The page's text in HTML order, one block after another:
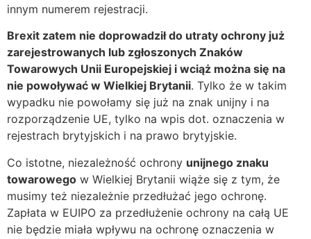
innym numerem rejestracji.
Brexit zatem nie doprowadził do utraty ochrony już
zarejestrowanych lub zgłoszonych Znaków
Towarowych Unii Europejskiej i wciąż można się na
nie powoływać w Wielkiej Brytanii. Tylko że w takim
wypadku nie powołamy się już na znak unijny i na
rozporządzenie UE, tylko na wpis dot. oznaczenia w
rejestrach brytyjskich i na prawo brytyjskie.
Co istotne, niezależność ochrony unijnego znaku
towarowego w Wielkiej Brytanii wiąże się z tym, że
musimy też niezależnie przedłużać jego ochronę.
Zapłata w EUIPO za przedłużenie ochrony na całą UE
nie będzie miała wpływu na ochronę oznaczenia w